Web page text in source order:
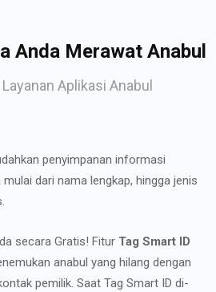
Anda Merawat Anabul
Aplikasi Anabul
penyimpanan informasi
dari nama lengkap, hingga jenis
secara Gratis! Fitur Tag Smart ID
anabul yang hilang dengan
pemilik. Saat Tag Smart ID di-